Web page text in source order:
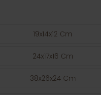
19x14x12 Cm
24x17x16 Cm
38x26x24 Cm